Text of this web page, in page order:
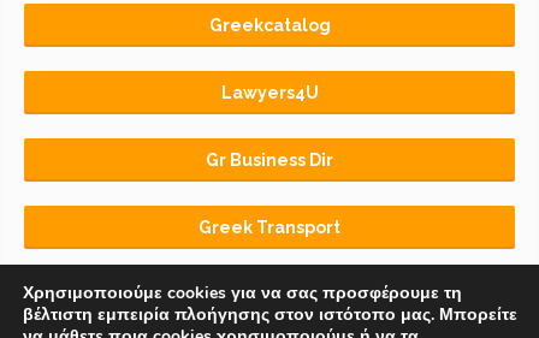
Greekcatalog
Lawyers4U
Gr Business Dir
Greek Transport
Χρησιμοποιούμε cookies για να σας προσφέρουμε τη
βέλτιστη εμπειρία πλοήγησης στον ιστότοπο μας. Μπορείτε